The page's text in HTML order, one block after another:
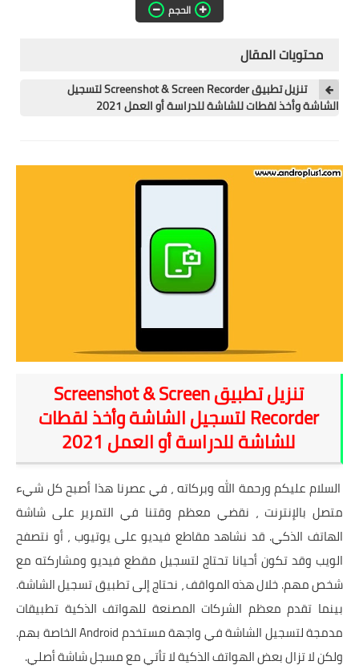
تطبيقات مشاهدة الافلام
قسم الالعاب
العاب الاندرويد
هواتف وكمبيوتر
هواتف وموبايلات
كمبيتور ولابتوب
اخبار التقنية
معلومات ونصائح
خلفيات
الحجم
محتويات المقال
تنزيل تطبيق Screenshot & Screen Recorder لتسجيل
الشاشة وأخذ لقطات للشاشة للدراسة أو العمل 2021
تنزيل تطبيق Screenshot & Screen
Recorder لتسجيل الشاشة وأخذ لقطات
للشاشة للدراسة أو العمل 2021
السلام عليكم ورحمة الله وبركاته ، في عصرنا هذا أصبح كل شيء
متصل بالإنترنت ، نقضي معظم وقتنا في التمرير على شاشة
الهاتف الذكي. قد نشاهد مقاطع فيديو على يوتيوب ، أو نتصفح
الويب وقد تكون أحيانا تحتاج لتسجيل مقطع فيديو ومشاركته مع
شخص مهم. خلال هذه المواقف ، نحتاج إلى تطبيق تسجيل الشاشة.
بينما تقدم معظم الشركات المصنعة للهواتف الذكية تطبيقات
مدمجة لتسجيل الشاشة في واجهة مستخدم Android الخاصة بهم.
ولكن لا تزال بعض الهواتف الذكية لا تأتي مع مسجل شاشة أصلي.